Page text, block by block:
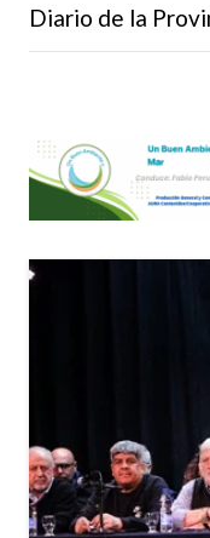
Diario de la